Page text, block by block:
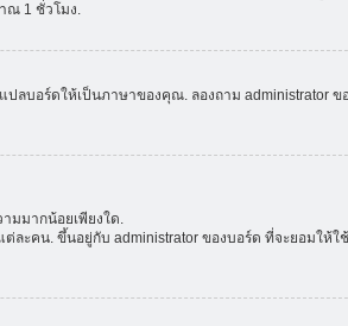
ณ 1 ชั่วโมง.
ลบอร์ดให้เป็นภาษาของคุณ. ลองถาม
มมากน้อยเพียงใด.
ะคน. ขึ้นอยู่กับ administrator ของบอร์ด ที่จะยอมใ